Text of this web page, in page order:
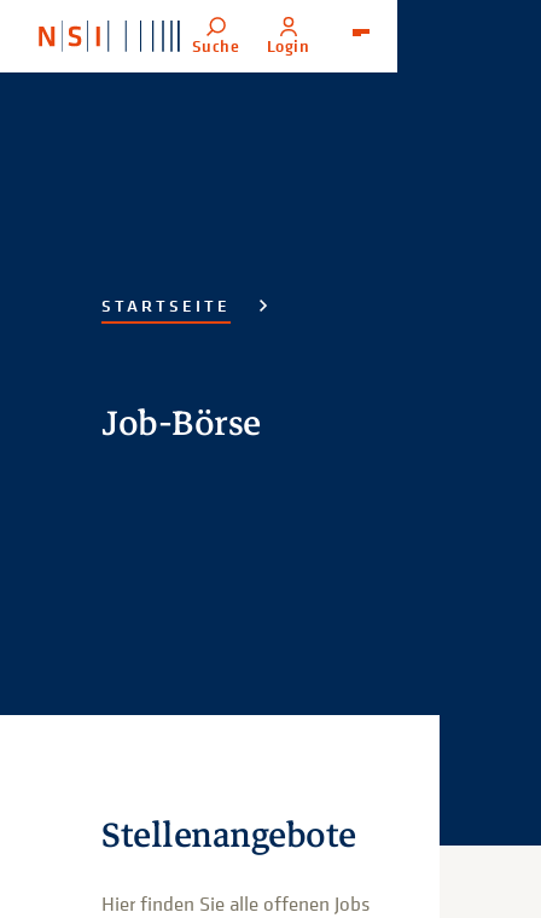
Suche Login
STARTSEITE
Job-Börse
Stellenangebote
Hier finden Sie alle offenen Jobs